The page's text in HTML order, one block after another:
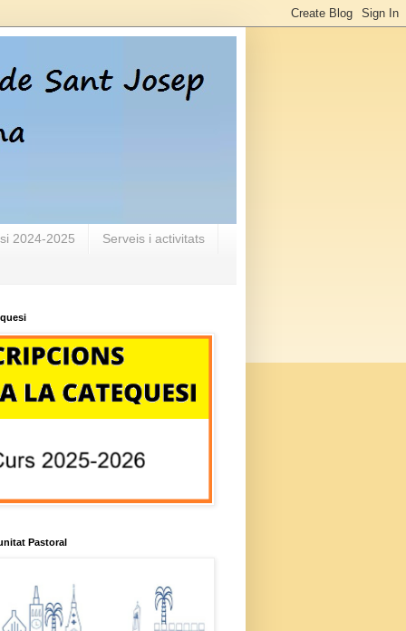
2024-2025 Serveis i activitats
Pastoral